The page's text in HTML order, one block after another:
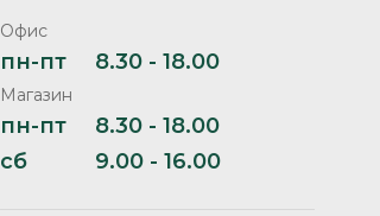
Офис
пн-пт 8.30 - 18.00
Магазин
пн-пт
8.30 - 18.00
сб
9.00 - 16.00